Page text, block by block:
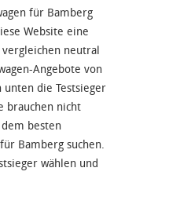
für Bamberg
Website eine
neutral
Angebote von
die Testsieger
brauchen nicht
besten
Bamberg suchen.
wählen und